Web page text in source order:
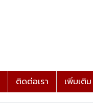
ติดต่อเรา เพิ่มเติม